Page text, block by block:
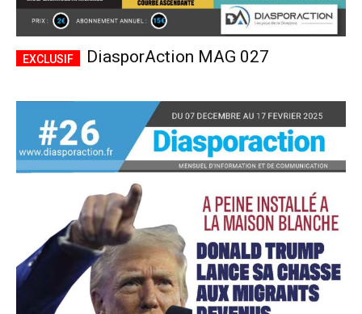
Plans d'abonnement
DiasporAction MAG 027